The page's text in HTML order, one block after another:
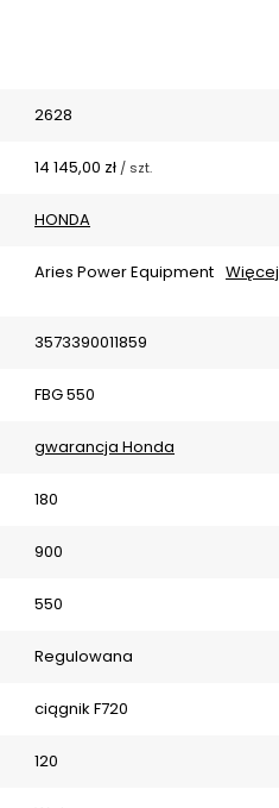
2628
14 145,00 zł / szt.
HONDA
Aries Power Equipment Więcej
3573390011859
FBG 550
gwarancja Honda
180
900
550
Regulowana
ciągnik F720
120